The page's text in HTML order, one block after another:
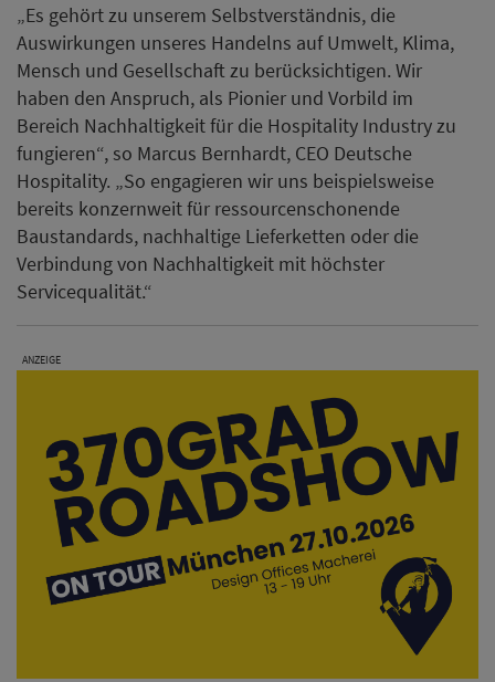
„Es gehört zu unserem Selbstverständnis, die
Auswirkungen unseres Handelns auf Umwelt, Klima,
Mensch und Gesellschaft zu berücksichtigen. Wir
haben den Anspruch, als Pionier und Vorbild im
Bereich Nachhaltigkeit für die Hospitality Industry zu
fungieren“, so Marcus Bernhardt, CEO Deutsche
Hospitality. „So engagieren wir uns beispielsweise
bereits konzernweit für ressourcenschonende
Baustandards, nachhaltige Lieferketten oder die
Verbindung von Nachhaltigkeit mit höchster
Servicequalität.“
ANZEIGE